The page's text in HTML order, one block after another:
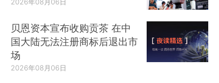
2026年08月06日
贝恩资本宣布收购贡茶 在中
国大陆无法注册商标后退出市
场
2026年08月06日